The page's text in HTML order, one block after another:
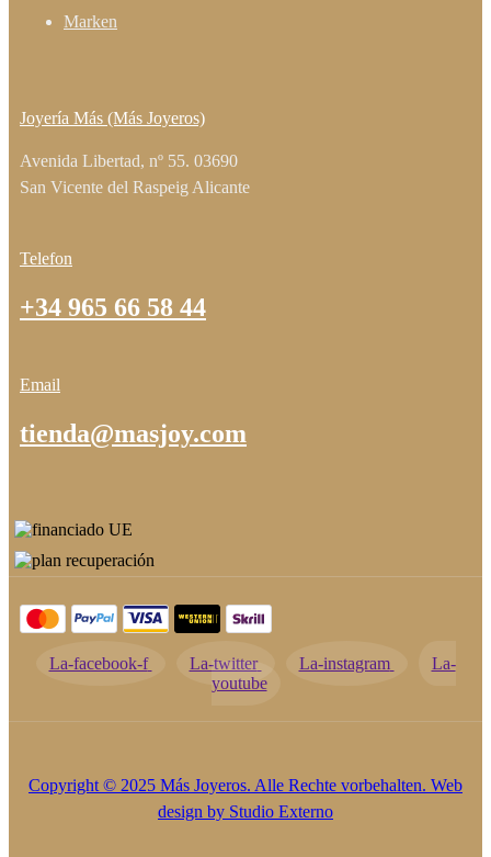
Marken
Joyería Más (Más Joyeros)
Avenida Libertad, nº 55. 03690
San Vicente del Raspeig Alicante
Telefon
+34 965 66 58 44
Email
tienda@masjoy.com
La-facebook-f La-twitter La-instagram
La-
youtube
Copyright © 2025 Más Joyeros. Alle Rechte vorbehalten. Web
design by Studio Externo